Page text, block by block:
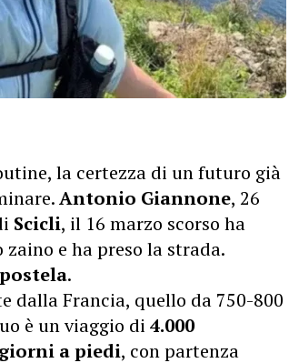
la certezza di un futuro già
Antonio Giannone, 26
Scicli, il 16 marzo scorso ha
e ha preso la strada.
.
dalla Francia, quello da 750-800
è un viaggio di 4.000
a piedi, con partenza